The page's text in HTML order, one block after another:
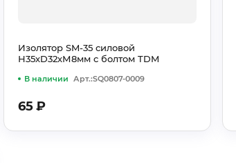
Арт.:SQ0807-0009
В наличии
Изолятор SM-35 силовой
Н35хD32хМ8мм c болтом TDM
65₽